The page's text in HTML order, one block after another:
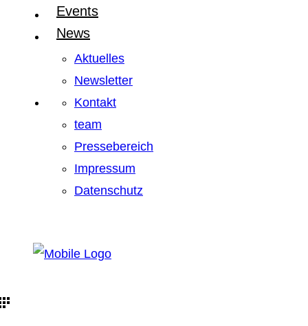
Events
News
Aktuelles
Newsletter
Kontakt
team
Pressebereich
Impressum
Datenschutz